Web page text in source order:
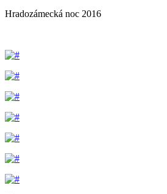
Hradozámecká noc 2016